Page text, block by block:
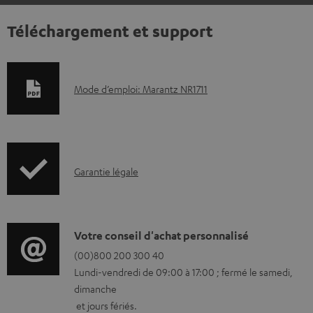
Téléchargement et support
D
m
t
s
t
é
Mode d’emploi: Marantz NR1711
I
o
r
m
a
Garantie légale
D
é
t
a
Votre conseil d'achat personnalisé
(00)800 200 300 40
Lundi-vendredi de 09:00 à 17:00 ; fermé le samedi,
dimanche
et jours fériés.